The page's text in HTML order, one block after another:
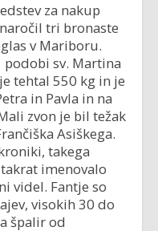
za nakup
tri bronaste
v Mariboru.
sv. Martina
tehtal 550 kg in je
in Pavla in na
zvon je bil težak
Asiškega.
takega
imenovalo
videl. Fantje so
visokih 30 do
špalir od